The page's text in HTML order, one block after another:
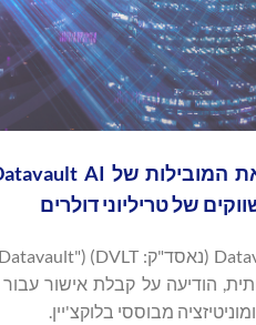
הודיעה על קבלת אישור
מבוססי בלוקצ'יין.